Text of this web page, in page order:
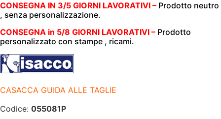
ANTIMACCHIA
CHE
SUPER
DRY
|
COLLO
COREANA
|
A
PRESSIONE
gr/m2|
CONSEGNA IN 3/5 GIORNI LAVORATIVI – Prodotto neutro
, senza personalizzazione.
CONSEGNA in 5/8 GIORNI LAVORATIVI – Prodotto
personalizzato con stampe , ricami.
CASACCA GUIDA ALLE TAGLIE
Codice: 055081P